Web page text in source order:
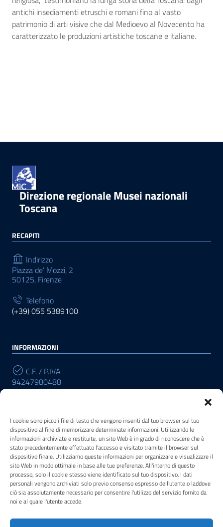
I cookie sono piccoli file di testo che vengono inseriti dal tuo browser sul tuo
dispositivo al fine di memorizzare determinate informazioni. Utilizzando le
informazioni archiviate e restituite, un sito Web è in grado di riconoscere che è
stato precedentemente effettuato l'accesso e visitato tramite il browser sul
dispositivo finale. Utilizziamo queste informazioni per organizzare e visualizzare il
sito Web in modo ottimale in base alle tue preferenze. All'interno di questo
processo, solo il cookie stesso viene identificato sul tuo dispositivo. I dati
personali vengono archiviati solo previo consenso espresso dell'utente o laddove
ciò sia assolutamente necessario per consentire l'utilizzo del servizio fornito da
noi e al quale l'utente accede.
antichi insediamenti etruschi e romani fino al vasto
patrimonio di arti visive che dal Medioevo al Novecento ha
caratterizzato le produzioni artistiche toscane e italiane.
Direzione regionale Musei nazionali
Toscana
RECAPITI
Indirizzo
Piazza de’ Mozzi, 2
50125, Firenze
Telefono
(+39) 055 5389100
INFORMAZIONI
C.F. / P.IVA
94247980488
POSTA ELETTRONICA
PEC
drm-tos@pec.cultura.gov.it
Email
drm-tos@cultura.gov.it